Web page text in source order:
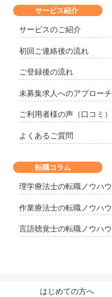
サービス紹介
サービスのご紹介
初回ご連絡後の流れ
ご登録後の流れ
未募集求人へのアプローチ
ご利用者様の声（口コミ）
よくあるご質問
転職コラム
理学療法士の転職ノウハウ
作業療法士の転職ノウハウ
言語聴覚士の転職ノウハウ
はじめての方へ